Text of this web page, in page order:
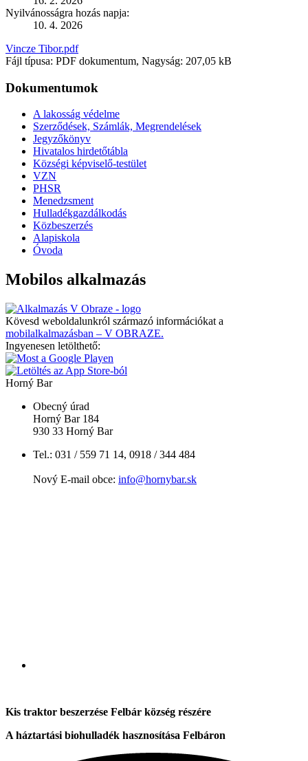
Nyilvánosságra hozás napja:
10. 4. 2026
Vincze Tibor.pdf
Fájl típusa: PDF dokumentum, Nagyság: 207,05 kB
Dokumentumok
A lakosság védelme
Szerződések, Számlák, Megrendelések
Jegyzőkönyv
Hivatalos hirdetőtábla
Községi képviselő-testület
VZN
PHSR
Menedzsment
Hulladékgazdálkodás
Közbeszerzés
Alapiskola
Óvoda
Mobilos alkalmazás
Kövesd weboldalunkról származó információkat a
mobilalkalmazásban – V OBRAZE.
Ingyenesen letölthető:
Horný Bar
Obecný úrad
Horný Bar 184
930 33 Horný Bar
Tel.: 031 / 559 71 14, 0918 / 344 484
Nový E-mail obce: info@hornybar.sk
Kis traktor beszerzése Felbár község részére
A háztartási biohulladék hasznosítása Felbáron